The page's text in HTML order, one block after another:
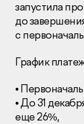
запустила
до
с
График
•
• До 31
еще 26%,